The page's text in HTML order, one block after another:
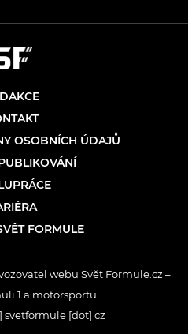
OSOBNÍCH ÚDAJŮ
FORMULE
webu Svět Formule.cz –
1 a motorsportu.
svetformule [dot] cz